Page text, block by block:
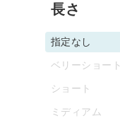
長さ
指定なし
ベリーショート
ショート
ミディアム